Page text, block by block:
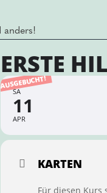
anders!
ERSTE
AUSGEBUCHT!
SA
11
APR
KARTEN
Für diesen